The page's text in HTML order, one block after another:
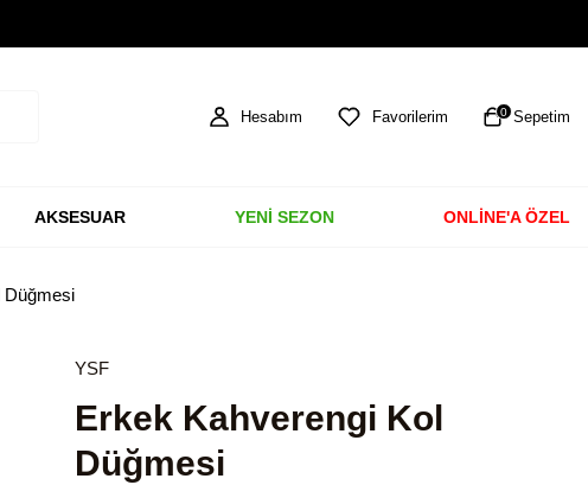
Hesabım Favorilerim 0 Sepetim
AKSESUAR YENİ SEZON ONLİNE'A ÖZEL
Düğmesi
YSF
Erkek Kahverengi Kol
Düğmesi